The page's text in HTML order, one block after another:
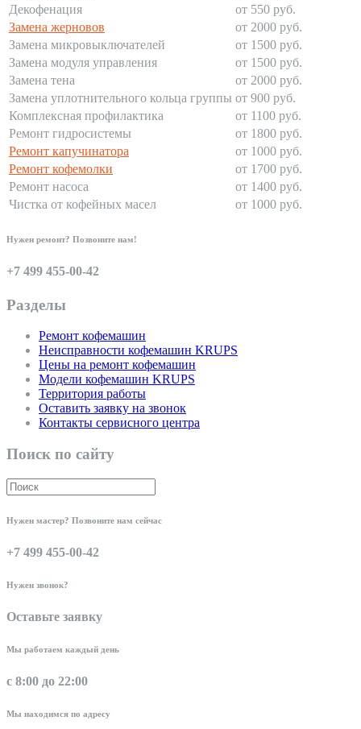
Декофенация
от 550 руб.
Замена жерновов
от 2000 руб.
Замена микровыключателей
от 1500 руб.
Замена модуля управления
от 1500 руб.
Замена тена
от 2000 руб.
Замена уплотнительного кольца группы от 900 руб.
Комплексная профилактика
от 1100 руб.
Ремонт гидросистемы
от 1800 руб.
Ремонт капучинатора
от 1000 руб.
Ремонт кофемолки
от 1700 руб.
Ремонт насоса
от 1400 руб.
Чистка от кофейных масел
от 1000 руб.
Нужен ремонт? Позвоните нам!
+7 499 455-00-42
Разделы
Ремонт кофемашин
Неисправности кофемашин KRUPS
Цены на ремонт кофемашин
Модели кофемашин KRUPS
Территория работы
Оставить заявку на звонок
Контакты сервисного центра
Поиск по сайту
Нужен мастер? Позвоните нам сейчас
+7 499 455-00-42
Нужен звонок?
Оставьте заявку
Мы работаем каждый день
с 8:00 до 22:00
Мы находимся по адресу